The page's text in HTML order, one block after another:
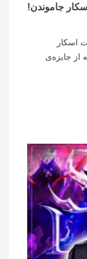
جاموندن!
اسکار
از جایزه‌ی